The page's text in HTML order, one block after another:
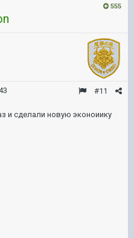
555
#11
и сделали новую эконоиику